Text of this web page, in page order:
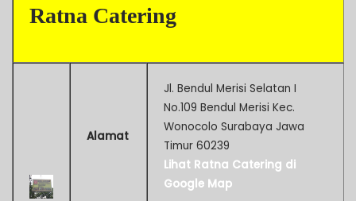
Ratna Catering
Alamat
Jl. Bendul Merisi Selatan I
No.109 Bendul Merisi Kec.
Wonocolo Surabaya Jawa
Timur 60239
Lihat Ratna Catering di
Google Map